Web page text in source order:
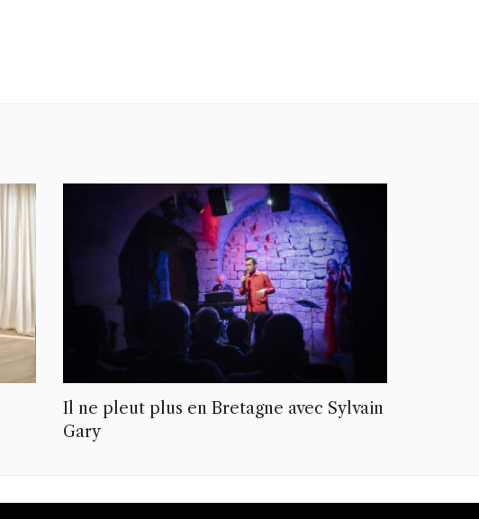
Il ne pleut plus en Bretagne avec Sylvain
Gary